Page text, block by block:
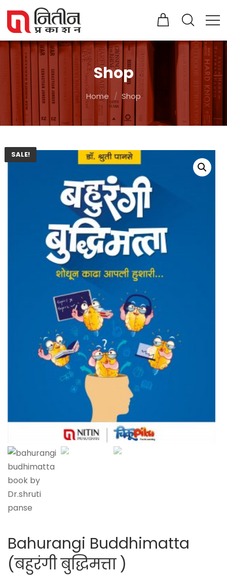
Shop
Home Shop
SALE!
Bahurangi Buddhimatta
(बहुरंगी बुद्धिमत्ता )